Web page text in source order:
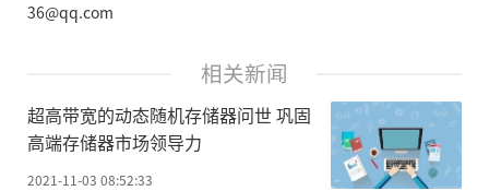
36@qq.com
相关新闻
超高带宽的动态随机存储器问世 巩固
高端存储器市场领导力
2021-11-03 08:52:33